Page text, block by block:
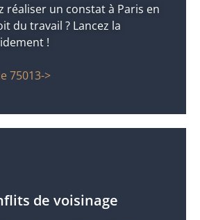
réaliser un constat à Paris en
du travail ? Lancez la
!
75013->
de voisinage